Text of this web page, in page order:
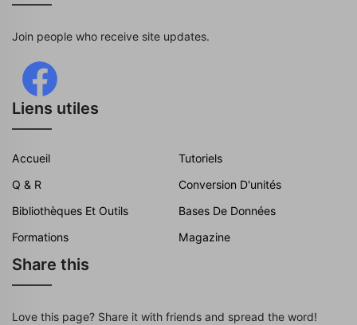
Join people who receive site updates.
Liens utiles
Accueil
Tutoriels
Q & R
Conversion D'unités
Bibliothèques Et Outils
Bases De Données
Formations
Magazine
Share this
Love this page? Share it with friends and spread the word!